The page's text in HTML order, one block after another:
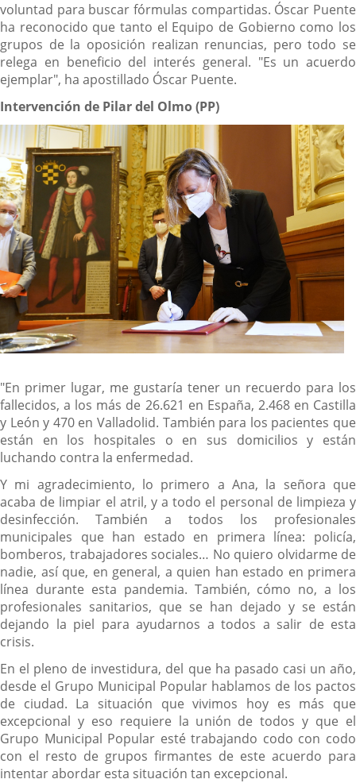
voluntad para buscar fórmulas compartidas. Óscar Puente
ha reconocido que tanto el Equipo de Gobierno como los
grupos de la oposición realizan renuncias, pero todo se
relega en beneficio del interés general. "Es un acuerdo
ejemplar", ha apostillado Óscar Puente.
Intervención de Pilar del Olmo (PP)
"En primer lugar, me gustaría tener un recuerdo para los
fallecidos, a los más de 26.621 en España, 2.468 en Castilla
y León y 470 en Valladolid. También para los pacientes que
están en los hospitales o en sus domicilios y están
luchando contra la enfermedad.
Y mi agradecimiento, lo primero a Ana, la señora que
acaba de limpiar el atril, y a todo el personal de limpieza y
desinfección. También a todos los profesionales
municipales que han estado en primera línea: policía,
bomberos, trabajadores sociales… No quiero olvidarme de
nadie, así que, en general, a quien han estado en primera
línea durante esta pandemia. También, cómo no, a los
profesionales sanitarios, que se han dejado y se están
dejando la piel para ayudarnos a todos a salir de esta
crisis.
En el pleno de investidura, del que ha pasado casi un año,
desde el Grupo Municipal Popular hablamos de los pactos
de ciudad. La situación que vivimos hoy es más que
excepcional y eso requiere la unión de todos y que el
Grupo Municipal Popular esté trabajando codo con codo
con el resto de grupos firmantes de este acuerdo para
intentar abordar esta situación tan excepcional.